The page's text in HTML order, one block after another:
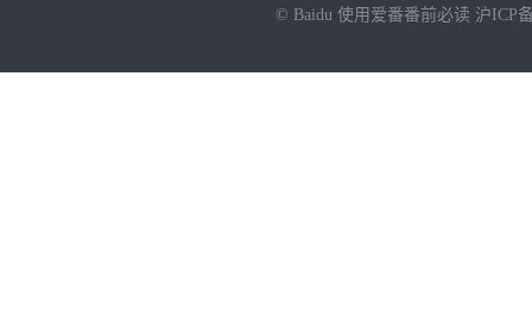
© Baidu 使用爱番番前必读 沪ICP